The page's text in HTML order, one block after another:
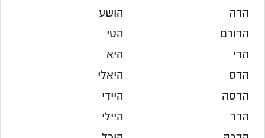
הדה
הדורם
הדי
הדס
הדסה
הדר
הושע
הטי
היא
היאלי
היידי
היילי